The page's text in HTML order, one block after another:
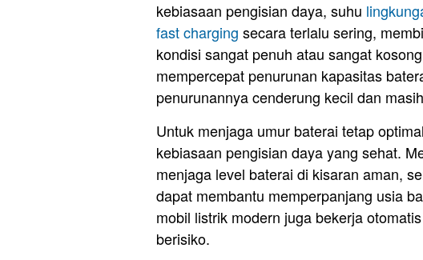
kebiasaan pengisian daya, suhu
fast charging secara terlalu sering,
kondisi sangat penuh atau sangat
mempercepat penurunan kapasitas
penurunannya cenderung kecil dan
Untuk menjaga umur baterai tetap
kebiasaan pengisian daya yang sehat.
menjaga level baterai di kisaran aman,
dapat membantu memperpanjang usia
mobil listrik modern juga bekerja
berisiko.